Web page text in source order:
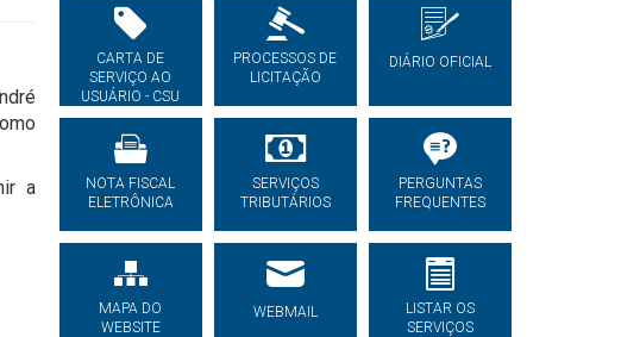
a
CARTA DE
SERVIÇO AO
USUÁRIO - CSU
PROCESSOS DE
LICITAÇÃO
DIÁRIO OFICIAL
NOTA FISCAL
ELETRÔNICA
SERVIÇOS
TRIBUTÁRIOS
PERGUNTAS
FREQUENTES
MAPA DO
WEBSITE
WEBMAIL
LISTAR OS
SERVIÇOS